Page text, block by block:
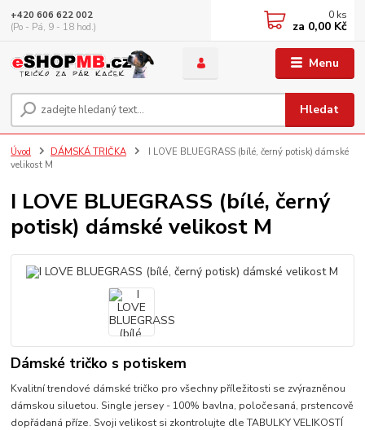
Menu
Hledat
+420 606 622 002
(Po - Pá, 9 - 18 hod.)
0 ks
za 0,00 Kč
Úvod DÁMSKÁ TRIČKA
I LOVE BLUEGRASS (bílé, černý potisk) dámské
velikost M
I LOVE BLUEGRASS (bílé, černý
potisk) dámské velikost M
Dámské tričko s potiskem
Kvalitní trendové dámské tričko pro všechny příležitosti se zvýrazněnou
dámskou siluetou. Single jersey - 100% bavlna, poločesaná, prstencově
dopřádaná příze. Svoji velikost si zkontrolujte dle TABULKY VELIKOSTÍ